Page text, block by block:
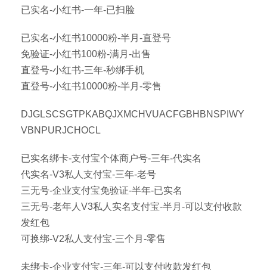
已实名-小红书-一年-已扫脸
已实名-小红书10000粉-半月-直登号
免验证-小红书100粉-满月-出售
直登号-小红书-三年-秒绑手机
直登号-小红书10000粉-半月-零售
DJGLSCSGTPKABQJXMCHVUACFGBHBNSPIWY
VBNPURJCHOCL
已实名绑卡-支付宝个体商户号-三年-代实名
代实名-V3私人支付宝-三年-老号
三无号-企业支付宝免验证-半年-已实名
三无号-老年人V3私人实名支付宝-半月-可以支付收款
发红包
可换绑-V2私人支付宝-三个月-零售
未绑卡-企业支付宝-三年-可以支付收款发红包